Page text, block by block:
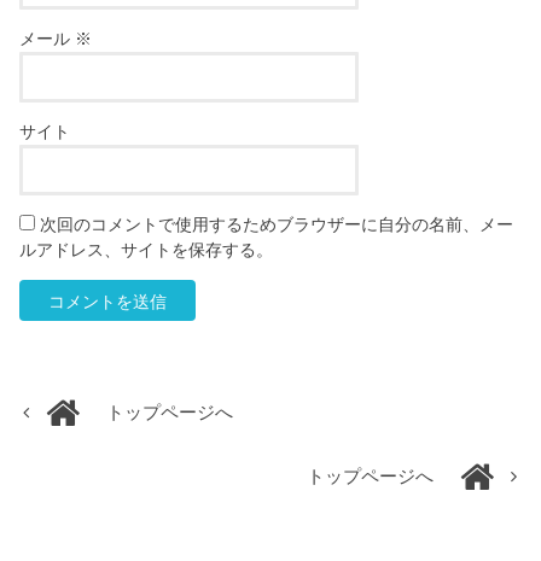
メール ※
サイト
次回のコメントで使用するためブラウザーに自分の名前、メー
ルアドレス、サイトを保存する。
トップページへ
トップページへ